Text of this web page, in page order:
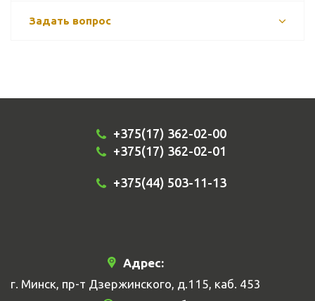
Задать вопрос
+375(17) 362-02-00
+375(17) 362-02-01
+375(44) 503-11-13
Адрес:
г. Минск, пр-т Дзержинского, д.115, каб. 453